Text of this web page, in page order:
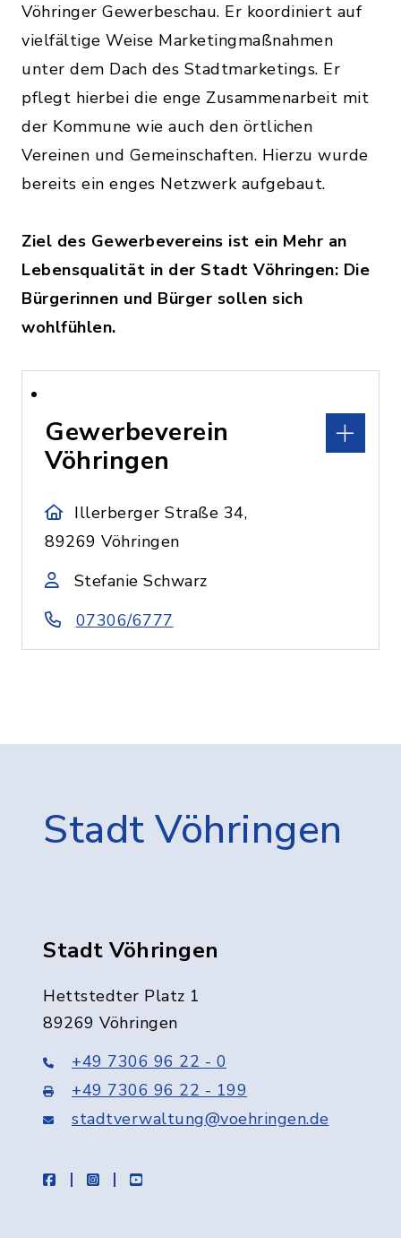
Vöhringer Gewerbeschau. Er koordiniert auf
vielfältige Weise Marketingmaßnahmen
unter dem Dach des Stadtmarketings. Er
pflegt hierbei die enge Zusammenarbeit mit
der Kommune wie auch den örtlichen
Vereinen und Gemeinschaften. Hierzu wurde
bereits ein enges Netzwerk aufgebaut.
Ziel des Gewerbevereins ist ein Mehr an
Lebensqualität in der Stadt Vöhringen: Die
Bürgerinnen und Bürger sollen sich
wohlfühlen.
Gewerbeverein
Vöhringen
Illerberger Straße 34,
89269 Vöhringen
Stefanie Schwarz
07306/6777
Stadt Vöhringen
Stadt Vöhringen
Hettstedter Platz 1
89269 Vöhringen
+49 7306 96 22 - 0
+49 7306 96 22 - 199
stadtverwaltung@voehringen.de
facebookinstagramyoutube